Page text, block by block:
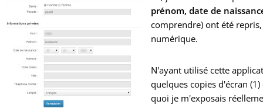
prénom, date de
comprendre) ont été
numérique.
N'ayant utilisé cette
quelques copies d'écran
quoi je m'exposais